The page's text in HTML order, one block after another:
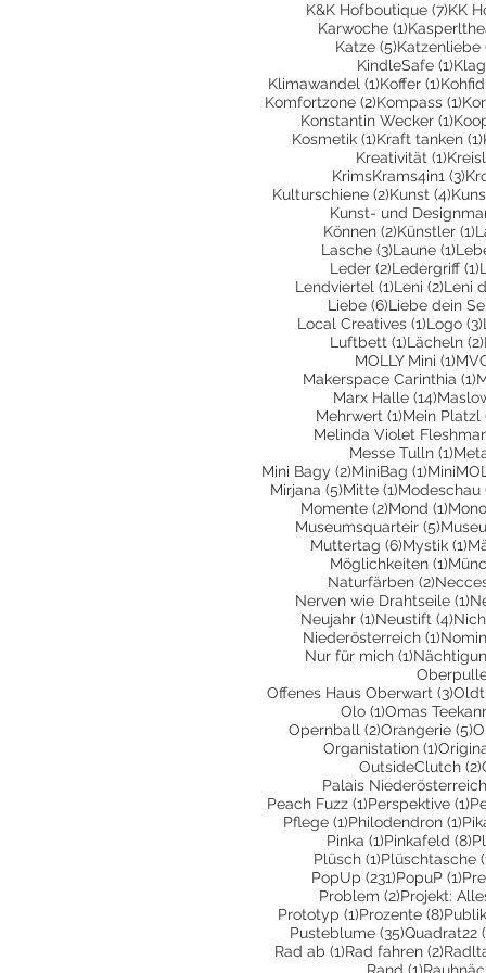
K&K Hofboutique (7)7
KK
Karwoche (1)1 Beitrag
Katze (5)5 Beiträge
Katzenliebe
KindleSafe (1)1
Klimawandel (1)1 Beitrag
Koffer (1)1
Komfortzone (2)2 Beiträge
Kompass (1)1
Konstantin Wecker (1)1
Kosmetik (1)1 Beitrag
Kraft tanken (1)
Kreativität (1)1
KrimsKrams4in1 (3)3
Kulturschiene (2)2 Beiträge
Kunst (4)4
Kunst- und
Können (2)2 Beiträge
Künstler (1)
Lasche (3)3 Beiträge
Laune (1)1
Leder (2)2 Beiträge
Ledergriff (1)
Lendviertel (1)1 Beitrag
Leni (2)2
Leni
Liebe (6)6 Beiträge
Liebe dein
Local Creatives (1)1 Beitrag
Logo (3)
Luftbett (1)1 Beitrag
Lächeln (2)
MOLLY Mini (1)1
Makerspace Carinthia (1)
Marx Halle (14)14
Mehrwert (1)1 Beitrag
Mein Platzl
Melinda Violet
Messe Tulln (1)1
Mini Bagy (2)2 Beiträge
MiniBag (1)1 Beitrag
Mirjana (5)5 Beiträge
Mitte (1)1 Beitrag
Modeschau
Momente (2)2 Beiträge
Mond (1)1
Museumsquarteir (5)5
Muttertag (6)6 Beiträge
Mystik (1)1
Möglichkeiten (1)1
Naturfärben (2)2
Nerven wie Drahtseile (1)1
Neujahr (1)1 Beitrag
Neustift (4)4
Niederösterreich (1)1
Nur für mich (1)1 Beitrag
Offenes Haus Oberwart (3)3
Olo (1)1 Beitrag
Omas
Opernball (2)2 Beiträge
Orangerie (5)5
Organistation (1)1
OutsideClutch (2)
Palais Niederösterreich
Peach Fuzz (1)1 Beitrag
Perspektive (1)1
Pflege (1)1 Beitrag
Philodendron (1)1
Pinka (1)1 Beitrag
Pinkafeld (8)8
Plüsch (1)1 Beitrag
Plüschtasche
PopUp (231)231 Beiträge
PopuP (1)1
Problem (2)2 Beiträge
Projekt:
Prototyp (1)1 Beitrag
Prozente (8)8
Pusteblume (35)35 Beiträge
Quadrat22
Rad ab (1)1 Beitrag
Rad fahren (2)2
1 Beitrag